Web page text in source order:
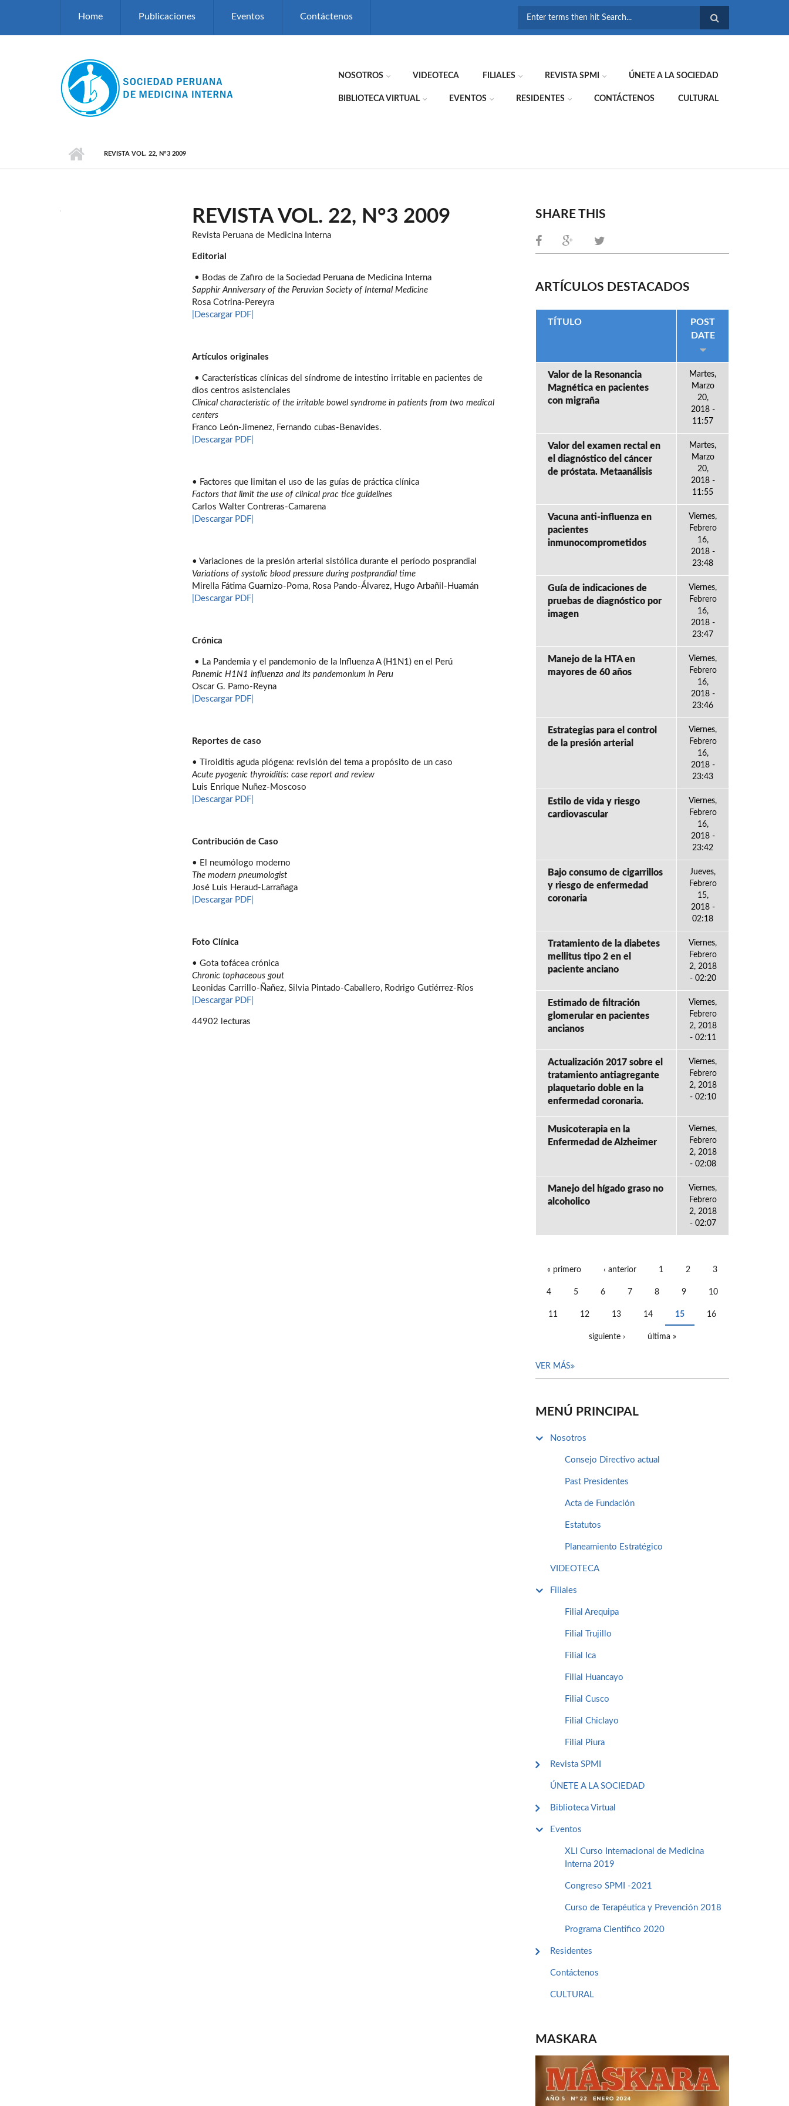
Home Publicaciones Eventos Contáctenos
NOSOTROS VIDEOTECA FILIALES REVISTA SPMI ÚNETE A LA SOCIEDAD
BIBLIOTECA VIRTUAL EVENTOS RESIDENTES CONTÁCTENOS CULTURAL
REVISTA VOL. 22, N°3 2009
REVISTA VOL. 22, N°3 2009
Revista Peruana de Medicina Interna
Editorial
• Bodas de Zafiro de la Sociedad Peruana de Medicina Interna
Sapphir Anniversary of the Peruvian Society of Internal Medicine
Rosa Cotrina-Pereyra
|Descargar PDF|
Artículos originales
• Características clínicas del síndrome de intestino irritable en pacientes de
dios centros asistenciales
Clinical characteristic of the irritable bowel syndrome in patients from two medical
centers
Franco León-Jimenez, Fernando cubas-Benavides.
|Descargar PDF|
• Factores que limitan el uso de las guías de práctica clínica
Factors that limit the use of clinical prac tice guidelines
Carlos Walter Contreras-Camarena
|Descargar PDF|
• Variaciones de la presión arterial sistólica durante el período posprandial
Variations of systolic blood pressure during postprandial time
Mirella Fátima Guarnizo-Poma, Rosa Pando-Álvarez, Hugo Arbañil-Huamán
|Descargar PDF|
Crónica
• La Pandemia y el pandemonio de la Influenza A (H1N1) en el Perú
Panemic H1N1 influenza and its pandemonium in Peru
Oscar G. Pamo-Reyna
|Descargar PDF|
Reportes de caso
• Tiroiditis aguda piógena: revisión del tema a propósito de un caso
Acute pyogenic thyroiditis: case report and review
Luis Enrique Nuñez-Moscoso
|Descargar PDF|
Contribución de Caso
• El neumólogo moderno
The modern pneumologist
José Luis Heraud-Larrañaga
|Descargar PDF|
Foto Clínica
• Gota tofácea crónica
Chronic tophaceous gout
Leonidas Carrillo-Ñañez, Silvia Pintado-Caballero, Rodrigo Gutiérrez-Ríos
|Descargar PDF|
44902 lecturas
SHARE THIS
ARTÍCULOS DESTACADOS
TÍTULO
POST
DATE
Valor de la Resonancia
Magnética en pacientes
con migraña
Martes,
Marzo
20,
2018 -
11:57
Valor del examen rectal en
el diagnóstico del cáncer
de próstata. Metaanálisis
Martes,
Marzo
20,
2018 -
11:55
Vacuna anti-influenza en
pacientes
inmunocomprometidos
Viernes,
Febrero
16,
2018 -
23:48
Guía de indicaciones de
pruebas de diagnóstico por
imagen
Viernes,
Febrero
16,
2018 -
23:47
Manejo de la HTA en
mayores de 60 años
Viernes,
Febrero
16,
2018 -
23:46
Estrategias para el control
de la presión arterial
Viernes,
Febrero
16,
2018 -
23:43
Estilo de vida y riesgo
cardiovascular
Viernes,
Febrero
16,
2018 -
23:42
Bajo consumo de cigarrillos
y riesgo de enfermedad
coronaria
Jueves,
Febrero
15,
2018 -
02:18
Tratamiento de la diabetes
mellitus tipo 2 en el
paciente anciano
Viernes,
Febrero
2, 2018
- 02:20
Estimado de filtración
glomerular en pacientes
ancianos
Viernes,
Febrero
2, 2018
- 02:11
Actualización 2017 sobre el
tratamiento antiagregante
plaquetario doble en la
enfermedad coronaria.
Viernes,
Febrero
2, 2018
- 02:10
Musicoterapia en la
Enfermedad de Alzheimer
Viernes,
Febrero
2, 2018
- 02:08
Manejo del hígado graso no
alcoholico
Viernes,
Febrero
2, 2018
- 02:07
« primero ‹ anterior 1 2 3
4 5 6 7 8 9 10
11 12 13 14 15 16
siguiente › última »
VER MÁS
MENÚ PRINCIPAL
Nosotros
Consejo Directivo actual
Past Presidentes
Acta de Fundación
Estatutos
Planeamiento Estratégico
VIDEOTECA
Filiales
Filial Arequipa
Filial Trujillo
Filial Ica
Filial Huancayo
Filial Cusco
Filial Chiclayo
Filial Piura
Revista SPMI
ÚNETE A LA SOCIEDAD
Biblioteca Virtual
Eventos
XLI Curso Internacional de Medicina
Interna 2019
Congreso SPMI -2021
Curso de Terapéutica y Prevención 2018
Programa Cientifico 2020
Residentes
Contáctenos
CULTURAL
MASKARA